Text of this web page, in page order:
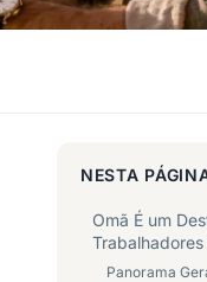
NESTA
Omã É um
Trabalhadores
Panorama